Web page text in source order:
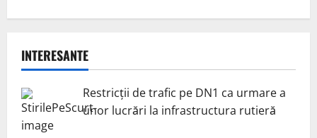
INTERESANTE
Restricții de trafic pe DN1 ca urmare a
unor lucrări la infrastructura rutieră